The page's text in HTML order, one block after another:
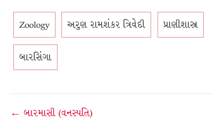
Zoology અરુણ રામશંકર ત્રિવેદી પ્રાણીશાસ્ત્ર
બારસિંગા
Post
← બારમાસી (વનસ્પતિ)